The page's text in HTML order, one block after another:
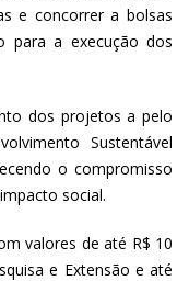
e concorrer a bolsas
para a execução dos
dos projetos a pelo
Sustentável
o compromisso
social.
valores de até R$ 10
e Extensão e até